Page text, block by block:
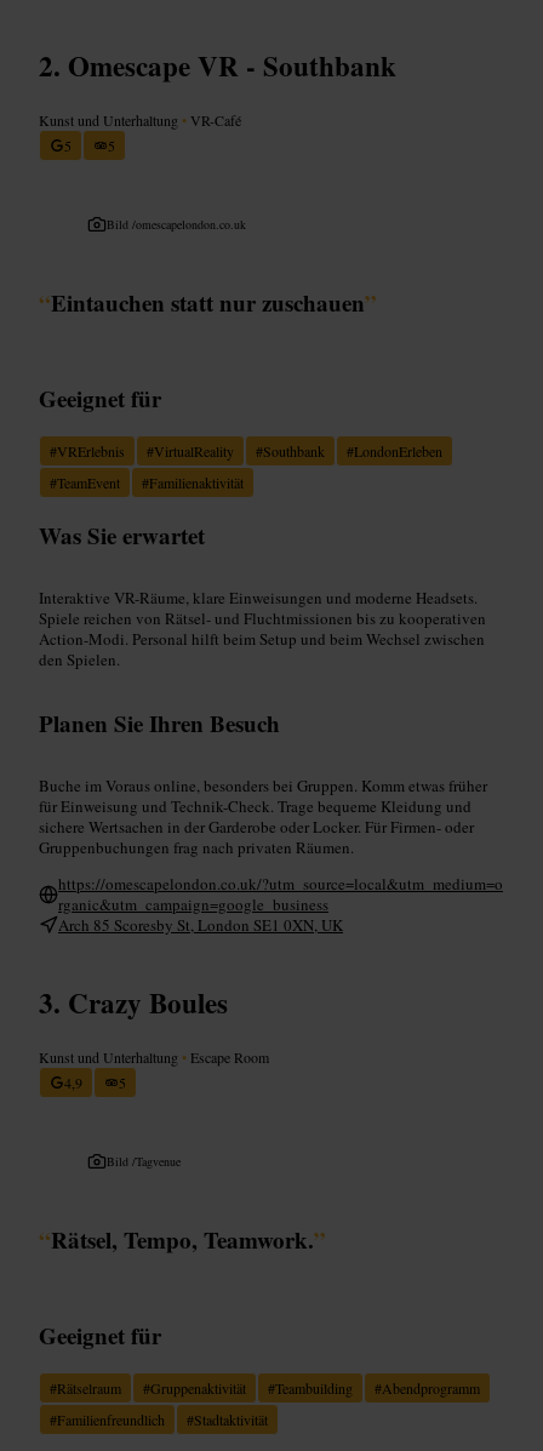
Omescape VR - Southbank
Kunst und Unterhaltung • VR-Café
5
5
Bild /omescapelondon.co.uk
“Eintauchen statt nur zuschauen”
Geeignet für
#VRErlebnis #VirtualReality #Southbank #LondonErleben
#TeamEvent #Familienaktivität
Was Sie erwartet
Interaktive VR-Räume, klare Einweisungen und moderne Headsets.
Spiele reichen von Rätsel- und Fluchtmissionen bis zu kooperativen
Action-Modi. Personal hilft beim Setup und beim Wechsel zwischen
den Spielen.
Planen Sie Ihren Besuch
Buche im Voraus online, besonders bei Gruppen. Komm etwas früher
für Einweisung und Technik-Check. Trage bequeme Kleidung und
sichere Wertsachen in der Garderobe oder Locker. Für Firmen- oder
Gruppenbuchungen frag nach privaten Räumen.
https://omescapelondon.co.uk/?utm_source=local&utm_medium=o
rganic&utm_campaign=google_business
Arch 85 Scoresby St, London SE1 0XN, UK
Crazy Boules
Kunst und Unterhaltung • Escape Room
4,9
5
Bild /Tagvenue
“Rätsel, Tempo, Teamwork.”
Geeignet für
#Rätselraum #Gruppenaktivität #Teambuilding #Abendprogramm
#Familienfreundlich #Stadtaktivität